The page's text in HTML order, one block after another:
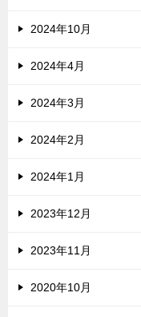
2024年10月
2024年4月
2024年3月
2024年2月
2024年1月
2023年12月
2023年11月
2020年10月